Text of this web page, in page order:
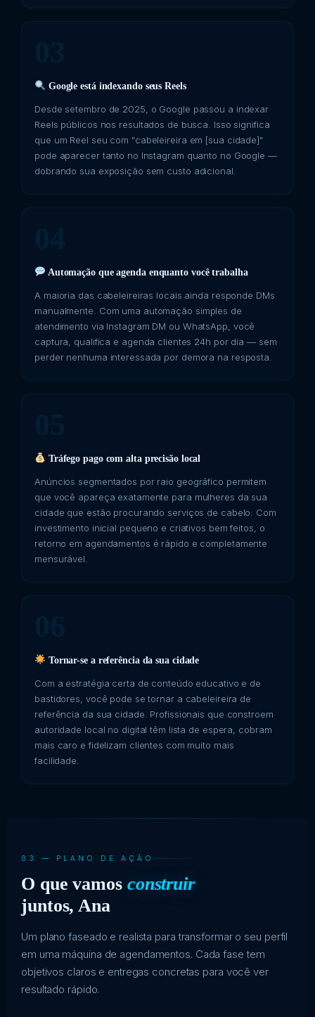
Google está indexando seus Reels
Desde setembro de 2025, o Google passou a indexar
Reels públicos nos resultados de busca. Isso significa
que um Reel seu com "cabeleireira em [sua cidade]"
pode aparecer tanto no Instagram quanto no Google —
dobrando sua exposição sem custo adicional.
Automação que agenda enquanto você trabalha
A maioria das cabeleireiras locais ainda responde DMs
manualmente. Com uma automação simples de
atendimento via Instagram DM ou WhatsApp, você
captura, qualifica e agenda clientes 24h por dia — sem
perder nenhuma interessada por demora na resposta.
Tráfego pago com alta precisão local
Anúncios segmentados por raio geográfico permitem
que você apareça exatamente para mulheres da sua
cidade que estão procurando serviços de cabelo. Com
investimento inicial pequeno e criativos bem feitos, o
retorno em agendamentos é rápido e completamente
mensurável.
Tornar-se a referência da sua cidade
Com a estratégia certa de conteúdo educativo e de
bastidores, você pode se tornar a cabeleireira de
referência da sua cidade. Profissionais que constroem
autoridade local no digital têm lista de espera, cobram
mais caro e fidelizam clientes com muito mais
facilidade.
03 — PLANO DE AÇÃO
O que vamos construir
juntos, Ana
Um plano faseado e realista para transformar o seu perfil
em uma máquina de agendamentos. Cada fase tem
objetivos claros e entregas concretas para você ver
resultado rápido.